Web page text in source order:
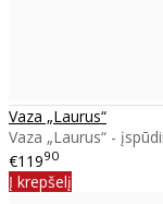
Vaza „Laurus“
Vaza „Laurus“ -
€11990
Į krepšelį